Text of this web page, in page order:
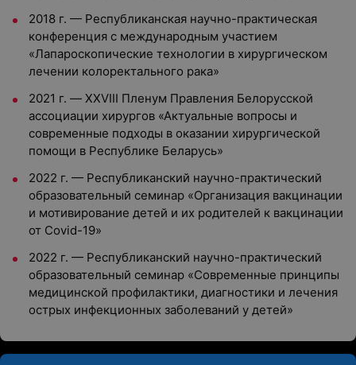
2018 г. — Республиканская научно-практическая
конференция с международным участием
«Лапароскопические технологии в хирургическом
лечении колоректального рака»
2021 г. — XXVIII Пленум Правления Белорусской
ассоциации хирургов «Актуальные вопросы и
современные подходы в оказании хирургической
помощи в Республике Беларусь»
2022 г. — Республиканский научно-практический
образовательный семинар «Организация вакцинации
и мотивирование детей и их родителей к вакцинации
от Covid-19»
2022 г. — Республиканский научно-практический
образовательный семинар «Современные принципы
медицинской профилактики, диагностики и лечения
острых инфекционных заболеваний у детей»